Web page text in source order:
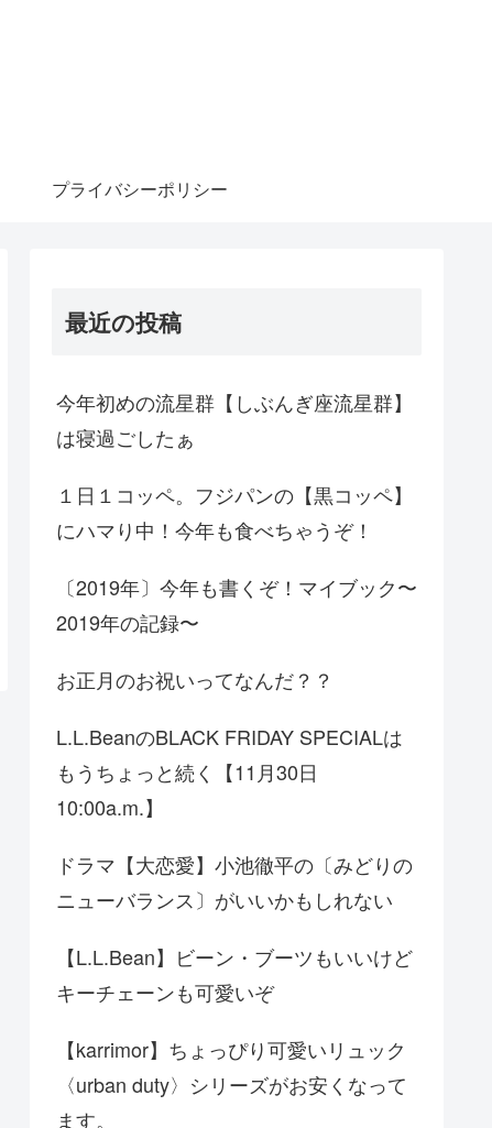
プライバシーポリシー
最近の投稿
今年初めの流星群【しぶんぎ座流星群】
は寝過ごしたぁ
１日１コッペ。フジパンの【黒コッペ】
にハマり中！今年も食べちゃうぞ！
〔2019年〕今年も書くぞ！マイブック〜
2019年の記録〜
お正月のお祝いってなんだ？？
L.L.BeanのBLACK FRIDAY SPECIALは
もうちょっと続く【11月30日
10:00a.m.】
ドラマ【大恋愛】小池徹平の〔みどりの
ニューバランス〕がいいかもしれない
【L.L.Bean】ビーン・ブーツもいいけど
キーチェーンも可愛いぞ
【karrimor】ちょっぴり可愛いリュック
〈urban duty〉シリーズがお安くなって
ます。